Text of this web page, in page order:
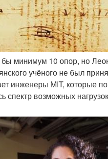
минимум 10 опор, но
учёного не был
инженеры MIT, которые
спектр возможных